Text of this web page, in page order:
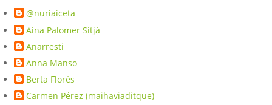
@nuriaiceta
Aina Palomer Sitjà
Anarresti
Anna Manso
Berta Florés
Carmen Pérez (maihaviaditque)